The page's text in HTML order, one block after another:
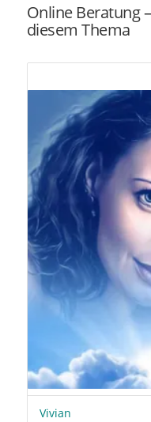
Online Beratung
diesem Thema
Vivian